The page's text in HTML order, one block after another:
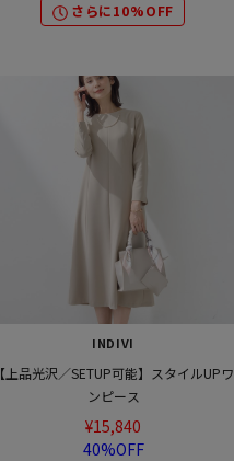
さらに10%OFF
INDIVI
【上品光沢／SETUP可能】スタイルUPワ
ンピース
¥15,840
40%OFF